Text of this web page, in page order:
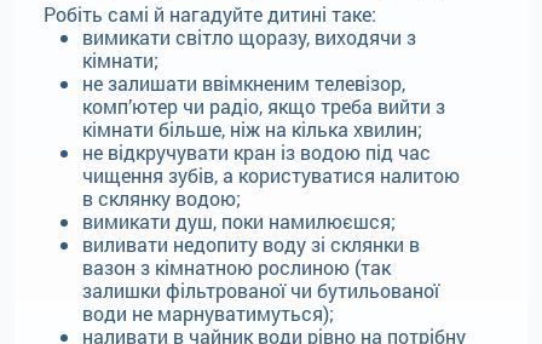
Робіть самі й нагадуйте дитині таке:
вимикати світло щоразу, виходячи з
кімнати;
не залишати ввімкненим телевізор,
комп’ютер чи радіо, якщо треба вийти з
кімнати більше, ніж на кілька хвилин;
не відкручувати кран із водою під час
чищення зубів, а користуватися налитою
в склянку водою;
вимикати душ, поки намилюєшся;
виливати недопиту воду зі склянки в
вазон з кімнатною рослиною (так
залишки фільтрованої чи бутильованої
води не марнуватимуться);
наливати в чайник води рівно на потрібну